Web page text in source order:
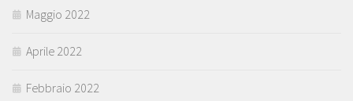
Maggio 2022
Aprile 2022
Febbraio 2022